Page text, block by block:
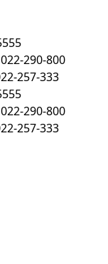
290-800
257-333
290-800
257-333